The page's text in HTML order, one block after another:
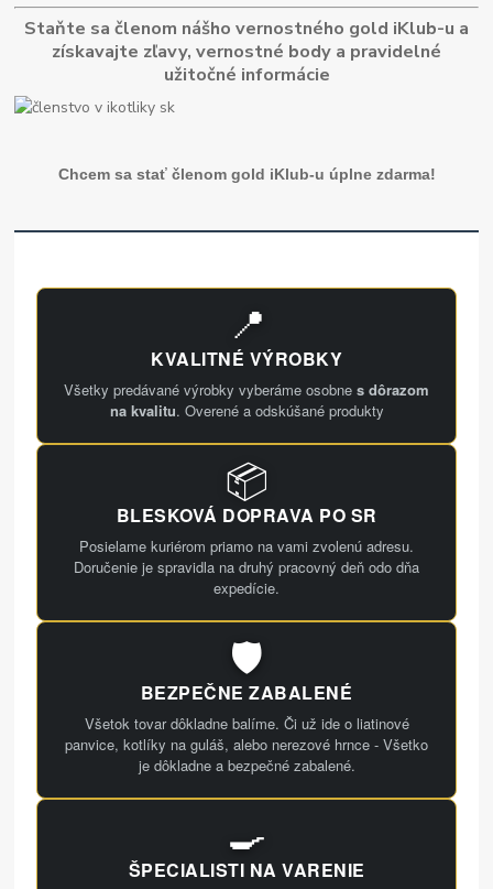
Staňte sa členom nášho vernostného gold iKlub-u a
získavajte zľavy, vernostné body a pravidelné
užitočné informácie
Chcem sa stať členom gold iKlub-u úplne zdarma!
📍
KVALITNÉ VÝROBKY
Všetky predávané výrobky vyberáme osobne s dôrazom
na kvalitu. Overené a odskúšané produkty
📦
BLESKOVÁ DOPRAVA PO SR
Posielame kuriérom priamo na vami zvolenú adresu.
Doručenie je spravidla na druhý pracovný deň odo dňa
expedície.
🛡️
BEZPEČNE ZABALENÉ
Všetok tovar dôkladne balíme. Či už ide o liatinové
panvice, kotlíky na guláš, alebo nerezové hrnce - Všetko
je dôkladne a bezpečné zabalené.
🍳
ŠPECIALISTI NA VARENIE